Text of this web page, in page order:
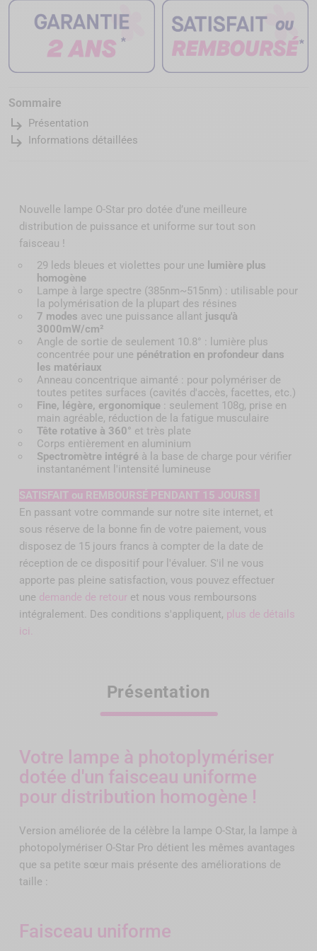
Sommaire
subdirectory_arrow_right Présentation
subdirectory_arrow_right Informations détaillées
Nouvelle lampe O-Star pro dotée d’une meilleure
distribution de puissance et uniforme sur tout son
faisceau !
29 leds bleues et violettes pour une lumière plus
homogène
Lampe à large spectre (385nm~515nm) : utilisable pour
la polymérisation de la plupart des résines
7 modes avec une puissance allant jusqu'à
3000mW/cm²
Angle de sortie de seulement 10.8° : lumière plus
concentrée pour une pénétration en profondeur dans
les matériaux
Anneau concentrique aimanté : pour polymériser de
toutes petites surfaces (cavités d'accès, facettes, etc.)
Fine, légère, ergonomique : seulement 108g, prise en
main agréable, réduction de la fatigue musculaire
Tête rotative à 360° et très plate
Corps entièrement en aluminium
Spectromètre intégré à la base de charge pour vérifier
instantanément l'intensité lumineuse
SATISFAIT ou REMBOURSÉ PENDANT 15 JOURS !
En passant votre commande sur notre site internet, et
sous réserve de la bonne fin de votre paiement, vous
disposez de 15 jours francs à compter de la date de
réception de ce dispositif pour l'évaluer. S'il ne vous
apporte pas pleine satisfaction, vous pouvez effectuer
une demande de retour et nous vous remboursons
intégralement. Des conditions s'appliquent, plus de détails
ici.
Présentation
Votre lampe à photoplymériser
dotée d'un faisceau uniforme
pour distribution homogène !
Version améliorée de la célèbre la lampe O-Star, la lampe à
photopolymériser O-Star Pro détient les mêmes avantages
que sa petite sœur mais présente des améliorations de
taille :
Faisceau uniforme